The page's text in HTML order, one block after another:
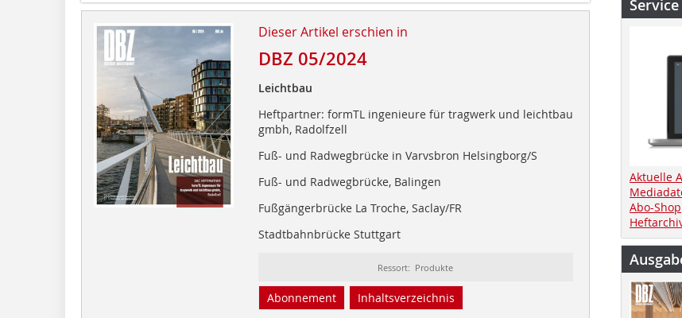
Dieser Artikel erschien in
DBZ 05/2024
Leichtbau
Heftpartner: formTL ingenieure für tragwerk und leichtbau
gmbh, Radolfzell
Fuß- und Radwegbrücke in Varvsbron Helsingborg/S
Fuß- und Radwegbrücke, Balingen
Fußgängerbrücke La Troche, Saclay/FR
Stadtbahnbrücke Stuttgart
Ressort: Produkte
Abonnement Inhaltsverzeichnis
Service
Aktuelle
Abo-Shop